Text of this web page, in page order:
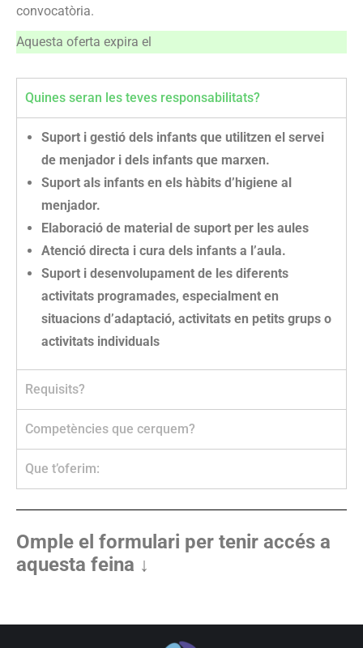
convocatòria.
Aquesta oferta expira el
Quines seran les teves responsabilitats?
Suport i gestió dels infants que utilitzen el servei
de menjador i dels infants que marxen.
Suport als infants en els hàbits d’higiene al
menjador.
Elaboració de material de suport per les aules
Atenció directa i cura dels infants a l’aula.
Suport i desenvolupament de les diferents
activitats programades, especialment en
situacions d’adaptació, activitats en petits grups o
activitats individuals
Requisits?
Competències que cerquem?
Que t’oferim:
Omple el formulari per tenir accés a
aquesta feina ↓